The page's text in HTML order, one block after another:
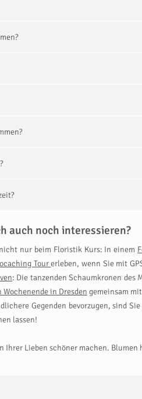
auch noch interessieren?
nur beim Floristik Kurs: In einem
Tourerleben, wenn Sie mit
: Die tanzenden Schaumkronen des
in Dresden gemeinsam
Gegenden bevorzugen, sind
lassen!
Ihrer Lieben schöner machen.